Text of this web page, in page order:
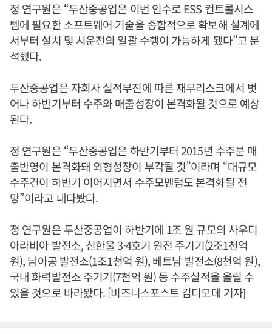
정 연구원은 “두산중공업은 이번 인수로 ESS 컨트롤시스
템에 필요한 소프트웨어 기술을 종합적으로 확보해 설계에
서부터 설치 및 시운전의 일괄 수행이 가능하게 됐다”고 분
석했다.
두산중공업은 자회사 실적부진에 따른 재무리스크에서 벗
어나 하반기부터 수주와 매출성장이 본격화될 것으로 예상
된다.
정 연구원은 “두산중공업은 하반기부터 2015년 수주분 매
출반영이 본격화돼 외형성장이 부각될 것”이라며 “대규모
수주건이 하반기 이어지면서 수주모멘텀도 본격화될 전
망”이라고 내다봤다.
정 연구원은 두산중공업이 하반기에 1조 원 규모의 사우디
아라비아 발전소, 신한울 3·4호기 원전 주기기(2조1천억
원), 남아공 발전소(1조1천억 원), 베트남 발전소(8천억 원),
국내 화력발전소 주기기(7천억 원) 등 수주실적을 올릴 수
있을 것으로 바라봤다. [비즈니스포스트 김디모데 기자]